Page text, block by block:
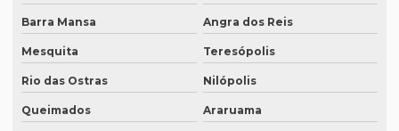
Empresa de legendagem sp
Empresa de legendagem de vídeos em espanhol
Empresa que apostila tradução juramentada
Barra Mansa Angra dos Reis
Mesquita Teresópolis
Rio das Ostras Nilópolis
Queimados Araruama